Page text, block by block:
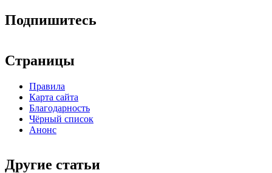
Подпишитесь
Страницы
Правила
Карта сайта
Благодарность
Чёрный список
Анонс
Другие статьи